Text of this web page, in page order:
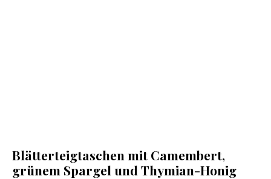
Blätterteigtaschen mit Camembert,
grünem Spargel und Thymian-Honig